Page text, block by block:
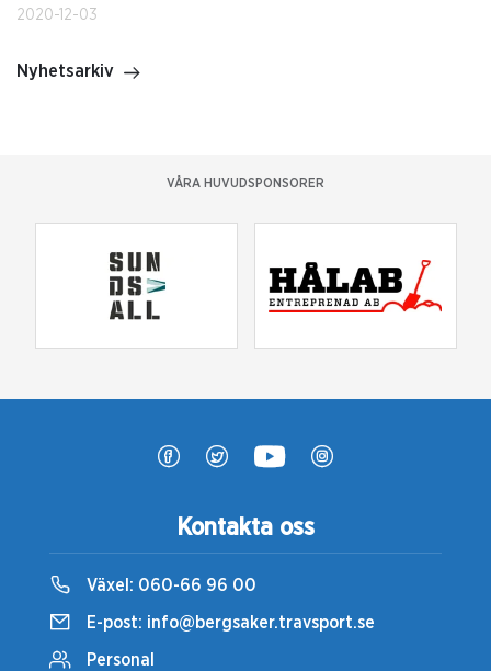
2020-12-03
Nyhetsarkiv
VÅRA HUVUDSPONSORER
Kontakta oss
Växel: 060-66 96 00
E-post: info@bergsaker.travsport.se
Personal